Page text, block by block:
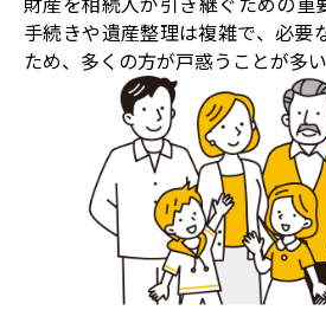
手続きや遺産整理は複雑で、必要
ため、多くの方が戸惑うことが多い